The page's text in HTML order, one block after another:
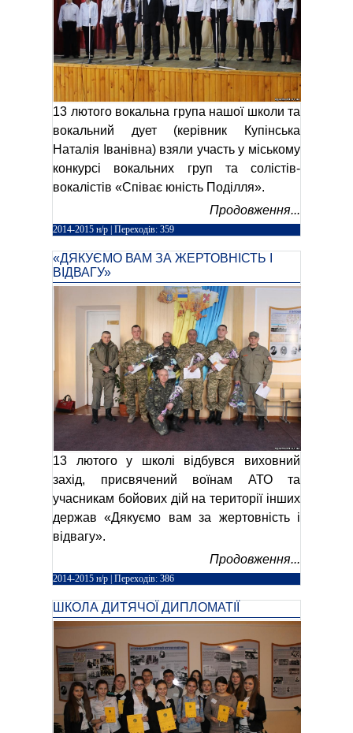
13 лютого вокальна група нашої школи та
вокальний дует (керівник Купінська
Наталія Іванівна) взяли участь у міському
конкурсі вокальних груп та солістів-
вокалістів «Співає юність Поділля».
Продовження...
2014-2015 н/р | Переходів: 359
«ДЯКУЄМО ВАМ ЗА ЖЕРТОВНІСТЬ І
ВІДВАГУ»
13 лютого у школі відбувся виховний
захід, присвячений воїнам АТО та
учасникам бойових дій на території інших
держав «Дякуємо вам за жертовність і
відвагу».
Продовження...
2014-2015 н/р | Переходів: 386
ШКОЛА ДИТЯЧОЇ ДИПЛОМАТІЇ